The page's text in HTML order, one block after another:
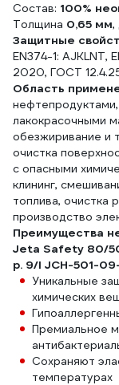
Cостав: 100%
Толщина 0,65 мм,
Защитные
EN374-1: AJKLNT,
2020, ГОСТ
Область
лакокрасочными
обезжиривание и
очистка
с опасными
клининг,
топлива, очистка
производство
Преимущества
Jeta Safety 80/
р. 9/l JCH-501-
Уникальные
химических
Премиальное
Сохраняют
температурах